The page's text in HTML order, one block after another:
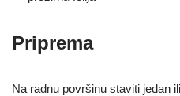
Priprema
Na radnu površinu staviti jedan